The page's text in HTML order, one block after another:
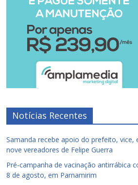
Notícias Recentes
Samanda recebe apoio do prefeito,
nove vereadores de Felipe Guerra
Pré-campanha de vacinação antirrábica
8 de agosto, em Parnamirim